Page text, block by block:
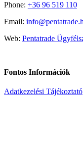
Phone: +36 96 519 110
Email:
Web: Pentatrade
Fontos Információk
Adatkezelési Tájékoztató